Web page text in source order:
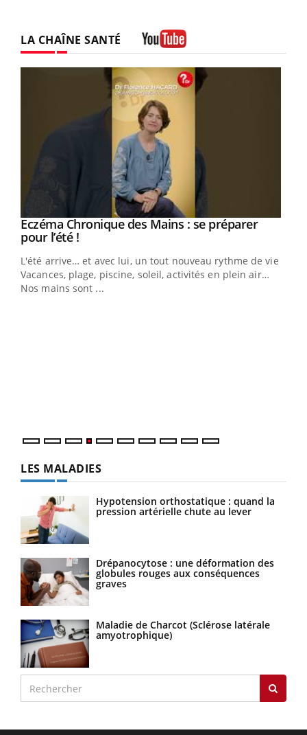
LA CHAÎNE SANTÉ
Youtube
Eczéma Chronique des Mains : se préparer
pour l’été !Youtube
L'été arrive… et avec lui, un tout nouveau rythme de vie !
Vacances, plage, piscine, soleil, activités en plein air…
Nos mains sont ...
LES MALADIES
Hypotension orthostatique : quand la
pression artérielle chute au lever
Drépanocytose : une déformation des
globules rouges aux conséquences
graves
Maladie de Charcot (Sclérose latérale
amyotrophique)